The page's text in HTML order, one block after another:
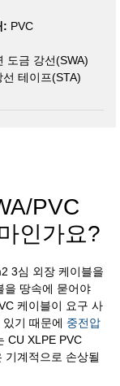
: PVC
도금 강선(SWA)
테이프(STA)
PVC
인가요?
3심 외장 케이블을
을 땅속에 묻어야
케이블이 요구 사
기 때문에 중전압
CU XLPE PVC
기계적으로 손상될